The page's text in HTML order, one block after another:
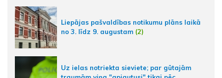
Liepājas pašvaldības notikumu plāns laikā
no 3. līdz 9. augustam (2)
Uz ielas notriekta sieviete; par gūtajām